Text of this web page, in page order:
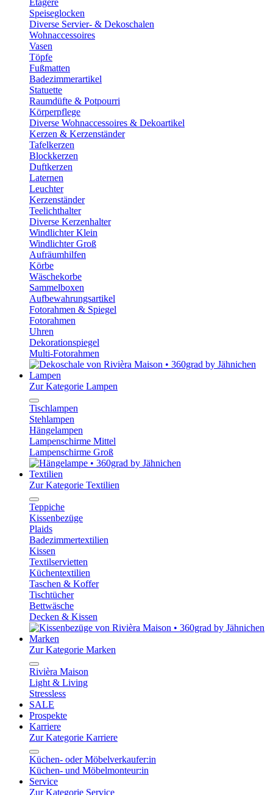
Speiseglocken
Diverse Servier- & Dekoschalen
Wohnaccessoires
Vasen
Töpfe
Fußmatten
Badezimmerartikel
Statuette
Raumdüfte & Potpourri
Körperpflege
Diverse Wohnaccessoires & Dekoartikel
Kerzen & Kerzenständer
Tafelkerzen
Blockkerzen
Duftkerzen
Laternen
Leuchter
Kerzenständer
Teelichthalter
Diverse Kerzenhalter
Windlichter Klein
Windlichter Groß
Aufräumhilfen
Körbe
Wäschekorbe
Sammelboxen
Aufbewahrungsartikel
Fotorahmen & Spiegel
Fotorahmen
Uhren
Dekorationspiegel
Multi-Fotorahmen
Lampen
Zur Kategorie Lampen
Tischlampen
Stehlampen
Hängelampen
Lampenschirme Mittel
Lampenschirme Groß
Textilien
Zur Kategorie Textilien
Teppiche
Kissenbezüge
Plaids
Badezimmertextilien
Kissen
Textilservietten
Küchentextilien
Taschen & Koffer
Tischtücher
Bettwäsche
Decken & Kissen
Marken
Zur Kategorie Marken
Rivièra Maison
Light & Living
Stressless
SALE
Prospekte
Karriere
Zur Kategorie Karriere
Küchen- oder Möbelverkaufer:in
Küchen- und Möbelmonteur:in
Service
Zur Kategorie Service